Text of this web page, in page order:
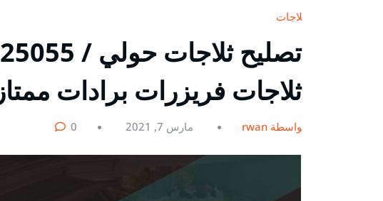
ثلاجات
ثلاجات فريزرات برادات ممتاز
بواسطة rwan مارس 7, 2021 0